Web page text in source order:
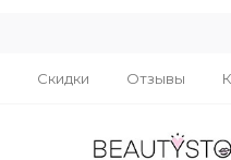
Скидки Отзывы